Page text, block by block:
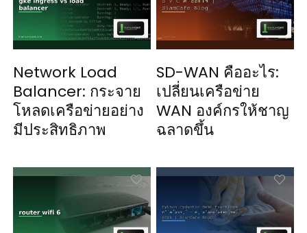
Network Load
Balancer: กระจาย
โหลดเครือข่ายอย่าง
มีประสิทธิภาพ
SD-WAN คืออะไร:
เปลี่ยนเครือข่าย
WAN องค์กรให้ชาญ
ฉลาดขึ้น